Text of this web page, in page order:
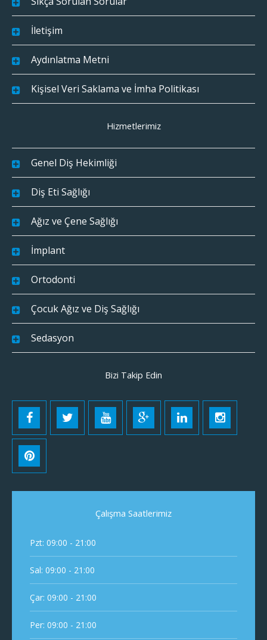
İletişim
Aydınlatma Metni
Kişisel Veri Saklama ve İmha Politikası
Hizmetlerimiz
Genel Diş Hekimliği
Diş Eti Sağlığı
Ağız ve Çene Sağlığı
İmplant
Ortodonti
Çocuk Ağız ve Diş Sağlığı
Sedasyon
Bizi Takip Edin
Çalışma Saatlerimiz
Pzt: 09:00 - 21:00
Sal: 09:00 - 21:00
Çar: 09:00 - 21:00
Per: 09:00 - 21:00